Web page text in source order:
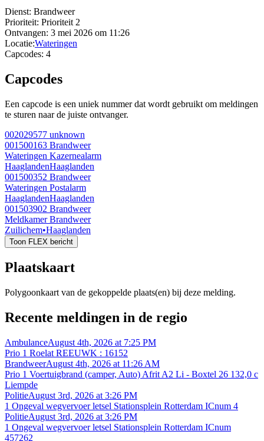
Dienst: Brandweer
Prioriteit: Prioriteit 2
Ontvangen: 3 mei 2026 om 11:26
Locatie:Wateringen
Capcodes: 4
Capcodes
Een capcode is een uniek nummer dat wordt gebruikt om meldingen
te sturen naar de juiste ontvanger.
002029577 unknown
001500163 Brandweer
Wateringen Kazernealarm
HaaglandenHaaglanden
001500352 Brandweer
Wateringen Postalarm
HaaglandenHaaglanden
001503902 Brandweer
Meldkamer Brandweer
Zuilichem•Haaglanden
Toon FLEX bericht
Plaatskaart
Polygoonkaart van de gekoppelde plaats(en) bij deze melding.
Recente meldingen in de regio
AmbulanceAugust 4th, 2026 at 7:25 PM
Prio 1 Roelat REEUWK : 16152
BrandweerAugust 4th, 2026 at 11:26 AM
Prio 1 Voertuigbrand (camper, Auto) Afrit A2 Li - Boxtel 26 132,0 c
Liempde
PolitieAugust 3rd, 2026 at 3:26 PM
1 Ongeval wegvervoer letsel Stationsplein Rotterdam ICnum 4
PolitieAugust 3rd, 2026 at 3:26 PM
1 Ongeval wegvervoer letsel Stationsplein Rotterdam ICnum
457262